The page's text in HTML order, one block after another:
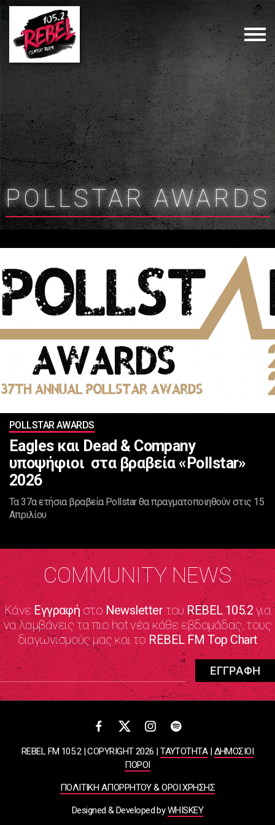
POLLSTAR AWARDS
POLLSTAR AWARDS
Eagles και Dead & Company
υποψήφιοι στα βραβεία «Pollstar»
2026
Τα 37α ετήσια βραβεία Pollstar θα πραγματοποιηθούν στις 15
Απριλίου
COMMUNITY NEWS
Κάνε Εγγραφήστο NewsletterτουREBEL 105.2για
να λαμβάνεις τα πιο hot νέα κάθε εβδομάδας, τους
διαγωνισμούς μας και το REBEL FM Top Chart
REBEL FM 105.2 | COPYRIGHT 2026 |ΤΑΥΤΟΤΗΤΑ|ΔΗΜΟΣΙΟΙ
ΠΟΡΟΙ
ΠΟΛΙΤΙΚΗ ΑΠΟΡΡΗΤΟΥ & ΟΡΟΙ ΧΡΗΣΗΣ
Designed & Developed byWHISKEY